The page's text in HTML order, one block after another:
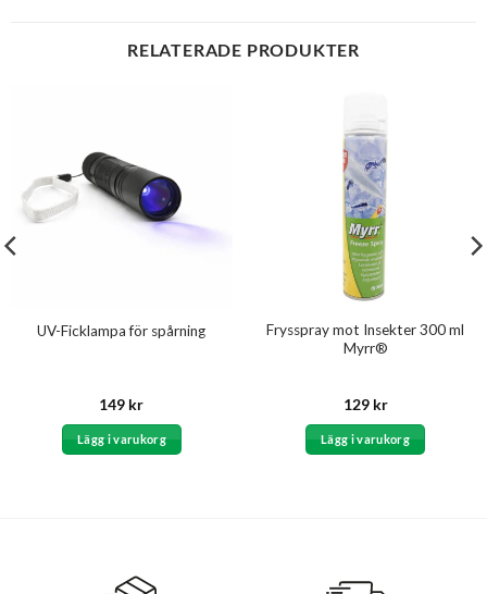
RELATERADE PRODUKTER
UV-Ficklampa för spårning
149 kr
Lägg i varukorg
Frysspray mot Insekter 300 ml
Myrr®
129 kr
Lägg i varukorg